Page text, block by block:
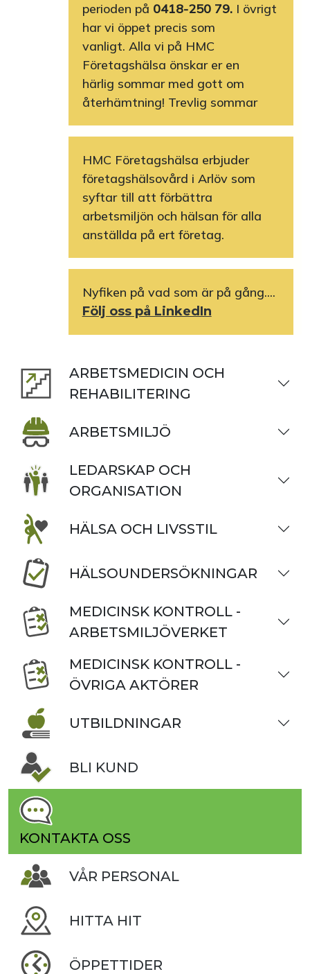
perioden på 0418-250 79. I övrigt
har vi öppet precis som
vanligt. Alla vi på HMC
Företagshälsa önskar er en
härlig sommar med gott om
återhämtning! Trevlig sommar
HMC Företagshälsa erbjuder
företagshälsovård i Arlöv som
syftar till att förbättra
arbetsmiljön och hälsan för alla
anställda på ert företag.
Nyfiken på vad som är på gång....
Följ oss på LinkedIn
ARBETSMEDICIN OCH
REHABILITERING
ARBETSMILJÖ
LEDARSKAP OCH
ORGANISATION
HÄLSA OCH LIVSSTIL
HÄLSOUNDERSÖKNINGAR
MEDICINSK KONTROLL -
ARBETSMILJÖVERKET
MEDICINSK KONTROLL -
ÖVRIGA AKTÖRER
UTBILDNINGAR
BLI KUND
KONTAKTA OSS
VÅR PERSONAL
HITTA HIT
ÖPPETTIDER